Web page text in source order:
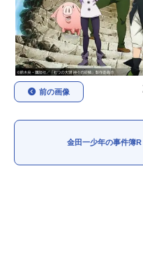
春アニメ
秋アニメ
男性声優/女性声優一覧
前の画像
金田一少年の事件簿